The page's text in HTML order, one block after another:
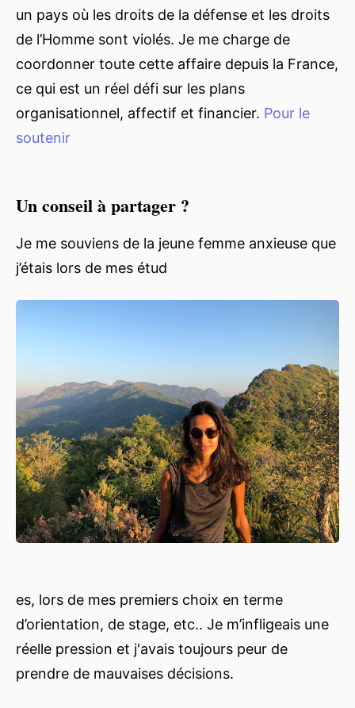
un pays où les droits de la défense et les droits
de l’Homme sont violés. Je me charge de
coordonner toute cette affaire depuis la France,
ce qui est un réel défi sur les plans
organisationnel, affectif et financier. Pour le
soutenir
Un conseil à partager ?
Je me souviens de la jeune femme anxieuse que
j’étais lors de mes étud
es, lors de mes premiers choix en terme
d’orientation, de stage, etc.. Je m’infligeais une
réelle pression et j'avais toujours peur de
prendre de mauvaises décisions.